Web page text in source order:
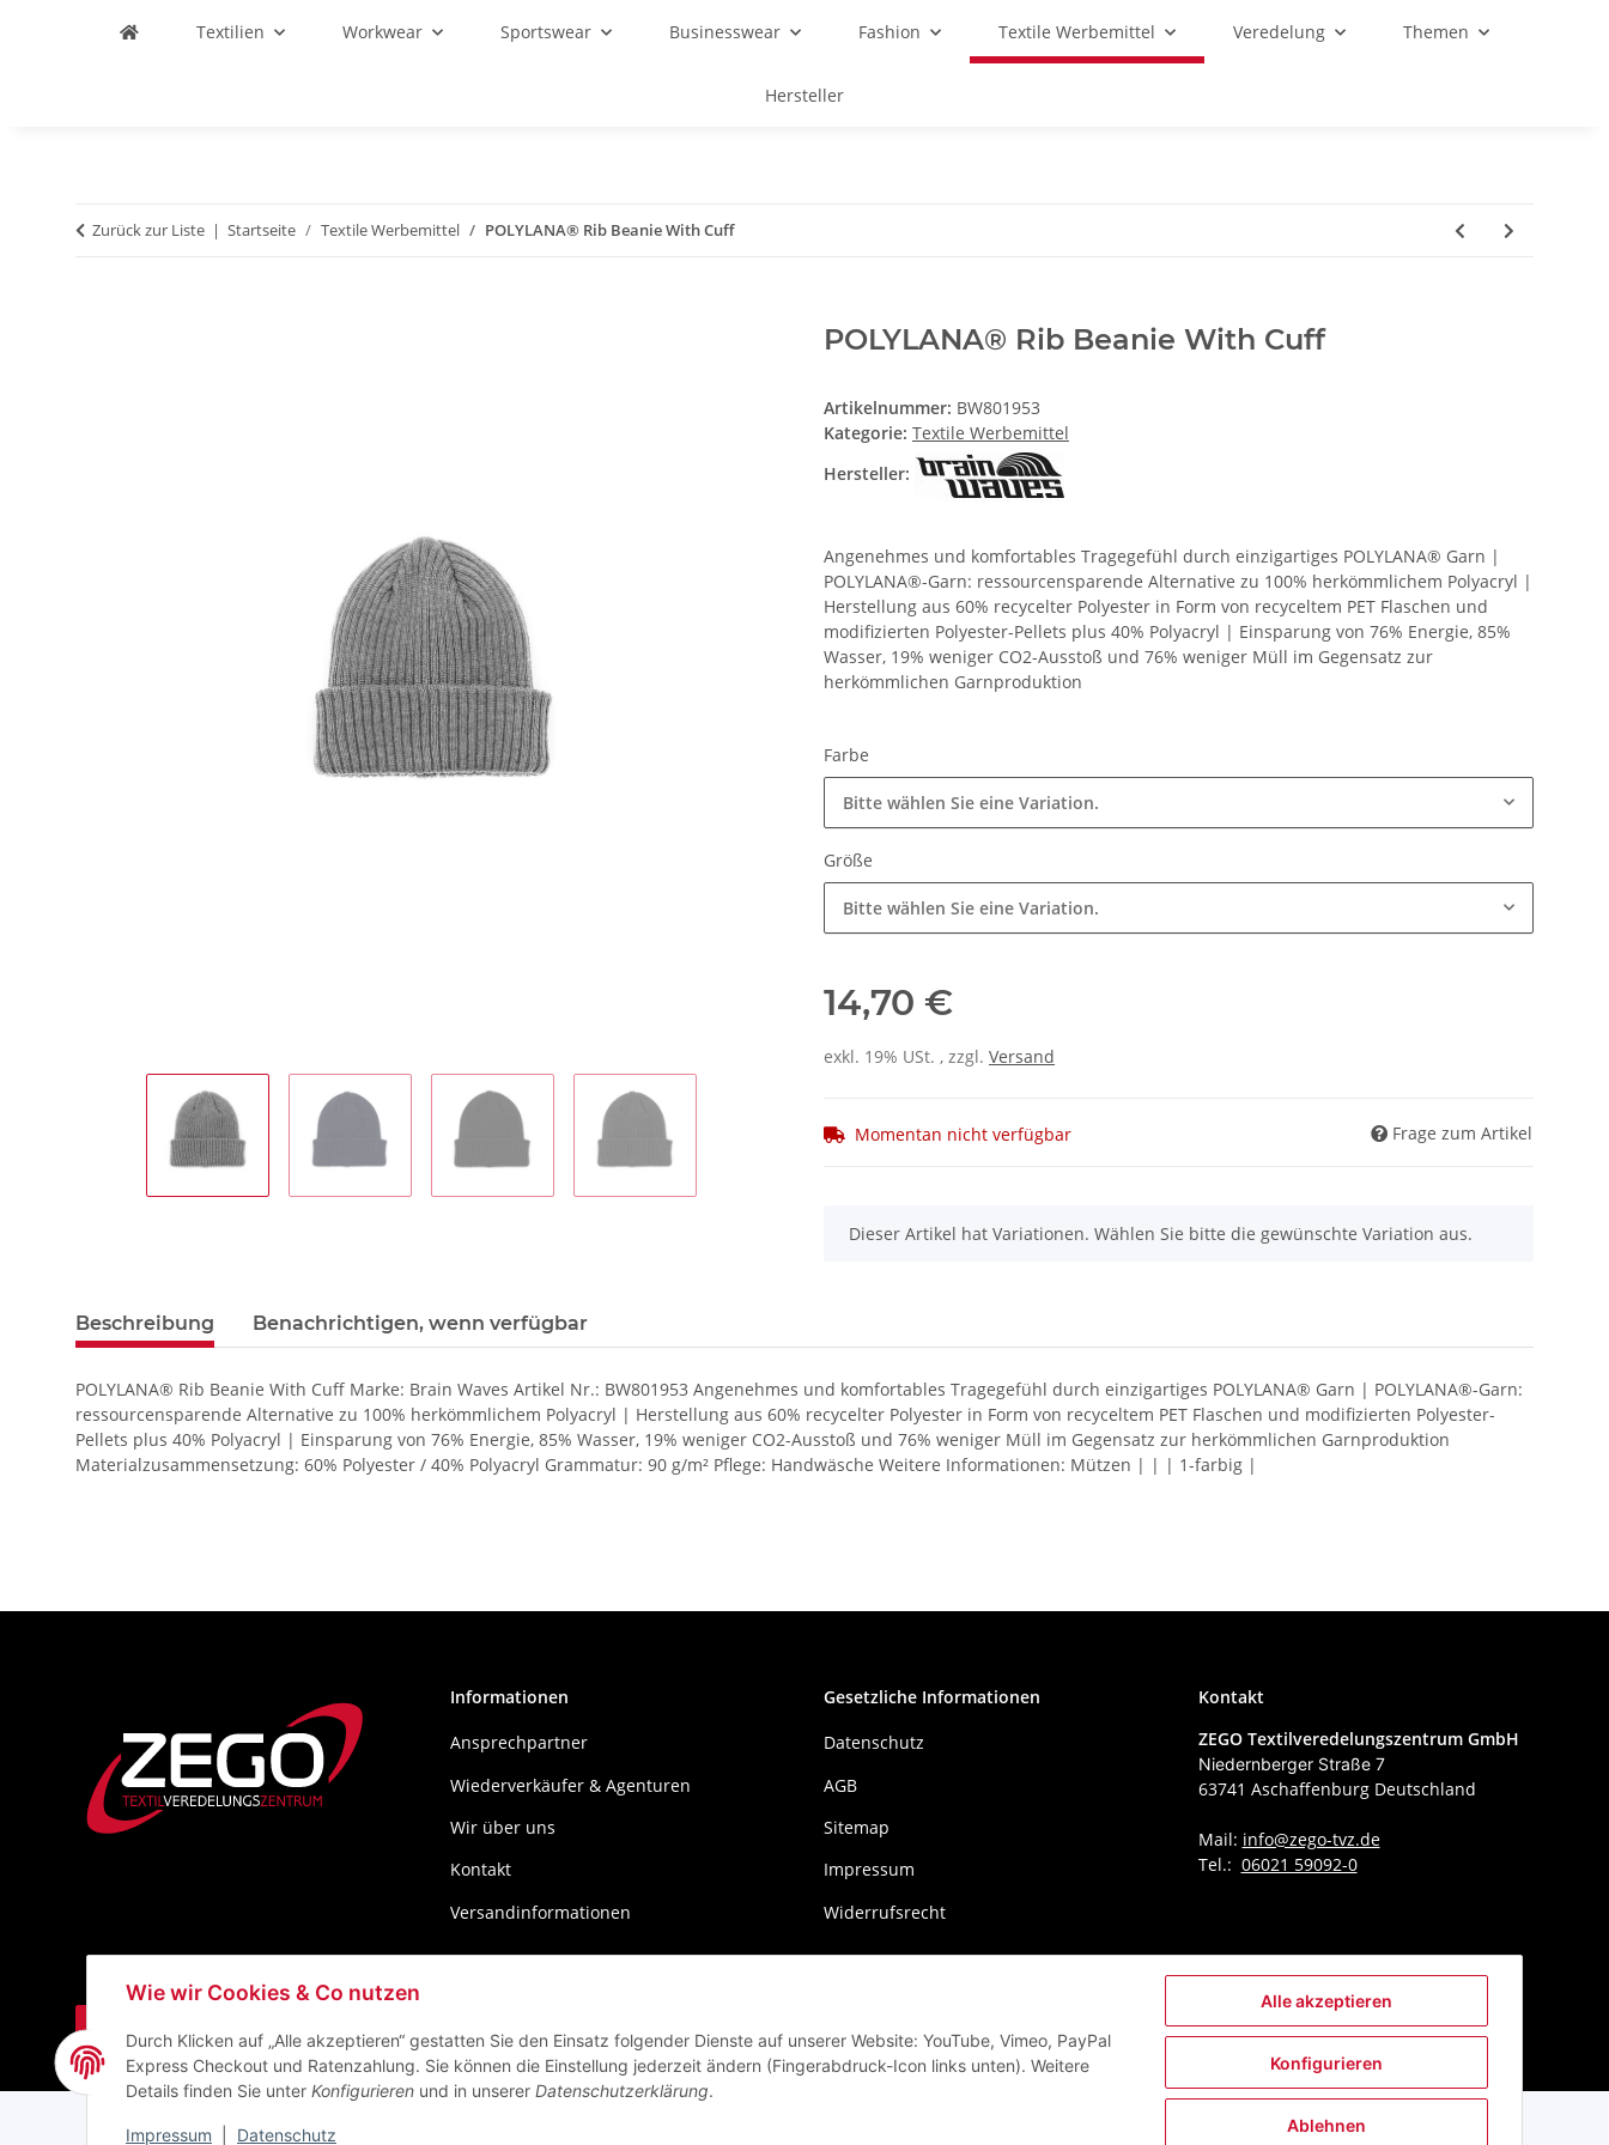
Alle akzeptieren
Konfigurieren
Ablehnen
Wie wir Cookies & Co nutzen
Durch Klicken auf „Alle akzeptieren“ gestatten Sie den Einsatz folgender Dienste auf unserer Website: YouTube, Vimeo, PayPal
Express Checkout und Ratenzahlung. Sie können die Einstellung jederzeit ändern (Fingerabdruck-Icon links unten). Weitere
Details finden Sie unter Konfigurieren und in unserer Datenschutzerklärung.
Impressum Datenschutz
Textilien Workwear Sportswear Businesswear Fashion Textile Werbemittel Veredelung Themen
Hersteller
Zurück zur Liste Startseite Textile Werbemittel POLYLANA® Rib Beanie With Cuff
POLYLANA® Rib Beanie With Cuff
Artikelnummer: BW801953
Kategorie: Textile Werbemittel
Hersteller:
Angenehmes und komfortables Tragegefühl durch einzigartiges POLYLANA® Garn |
POLYLANA®-Garn: ressourcensparende Alternative zu 100% herkömmlichem Polyacryl |
Herstellung aus 60% recycelter Polyester in Form von recyceltem PET Flaschen und
modifizierten Polyester-Pellets plus 40% Polyacryl | Einsparung von 76% Energie, 85%
Wasser, 19% weniger CO2-Ausstoß und 76% weniger Müll im Gegensatz zur
herkömmlichen Garnproduktion
Farbe
Bitte wählen Sie eine Variation.
Größe
Bitte wählen Sie eine Variation.
14,70 €
exkl. 19% USt. , zzgl. Versand
Momentan nicht verfügbar Frage zum Artikel
x
Dieser Artikel hat Variationen. Wählen Sie bitte die gewünschte Variation aus.
Beschreibung Benachrichtigen, wenn verfügbar
POLYLANA® Rib Beanie With Cuff Marke: Brain Waves Artikel Nr.: BW801953 Angenehmes und komfortables Tragegefühl durch einzigartiges POLYLANA® Garn | POLYLANA®-Garn:
ressourcensparende Alternative zu 100% herkömmlichem Polyacryl | Herstellung aus 60% recycelter Polyester in Form von recyceltem PET Flaschen und modifizierten Polyester-
Pellets plus 40% Polyacryl | Einsparung von 76% Energie, 85% Wasser, 19% weniger CO2-Ausstoß und 76% weniger Müll im Gegensatz zur herkömmlichen Garnproduktion
Materialzusammensetzung: 60% Polyester / 40% Polyacryl Grammatur: 90 g/m² Pflege: Handwäsche Weitere Informationen: Mützen | | | 1-farbig |
Informationen
Ansprechpartner
Wiederverkäufer & Agenturen
Wir über uns
Kontakt
Versandinformationen
Gesetzliche Informationen
Datenschutz
AGB
Sitemap
Impressum
Widerrufsrecht
Kontakt
ZEGO Textilveredelungszentrum GmbH
Niedernberger Straße 7
63741 Aschaffenburg Deutschland
Mail: info@zego-tvz.de
Tel.: 06021 59092-0
* Alle Preise zzgl. gesetzlicher USt., zzgl.Versand